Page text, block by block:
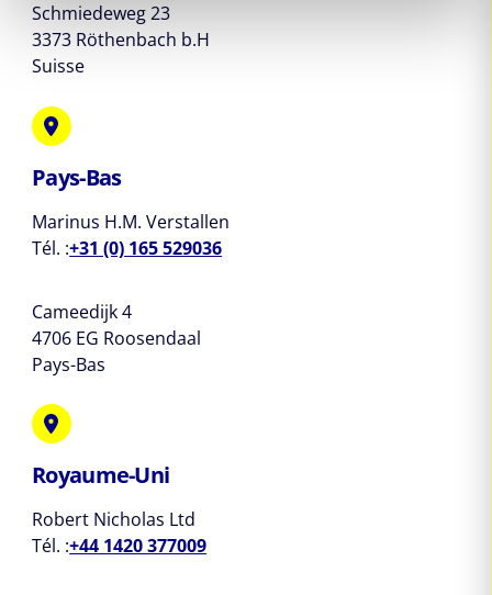
Schmiedeweg 23
3373 Röthenbach b.H
Suisse
Pays-Bas
Marinus H.M. Verstallen
Tél. :+31 (0) 165 529036
Cameedijk 4
4706 EG Roosendaal
Pays-Bas
Royaume-Uni
Robert Nicholas Ltd
Tél. :+44 1420 377009